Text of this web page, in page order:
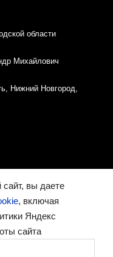
области
Михайлович
Нижний Новгород,
«cookies»-файлов
вы даете
, включая
Яндекс
сайта